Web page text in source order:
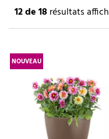
12de 18résultats
NOUVEAU